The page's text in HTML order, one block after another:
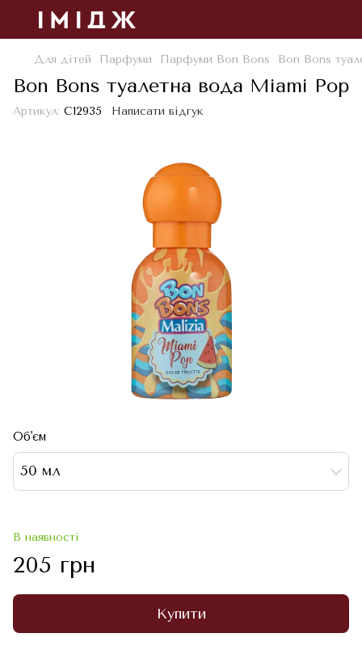
Для дітей Парфуми Парфуми Bon Bons Bon Bons
Bon Bons туалетна вода Miami Pop
Артикул: С12935 Написати відгук
Об'єм
50 мл
В наявності
205 грн
Купити